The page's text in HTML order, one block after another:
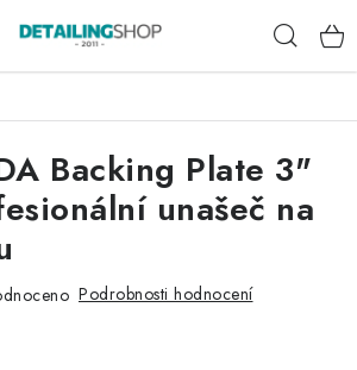
Backing Plate 3"
unašeč na
Podrobnosti hodnocení